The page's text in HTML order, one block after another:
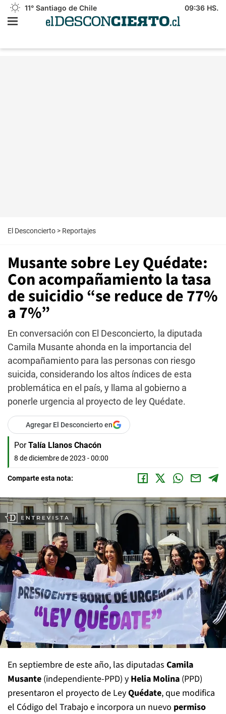
11° Santiago de Chile 09:36 HS.
El Desconcierto > Reportajes
Musante sobre Ley Quédate:
Con acompañamiento la tasa
de suicidio “se reduce de 77%
a 7%”
En conversación con El Desconcierto, la diputada
Camila Musante ahonda en la importancia del
acompañamiento para las personas con riesgo
suicida, considerando los altos índices de esta
problemática en el país, y llama al gobierno a
ponerle urgencia al proyecto de ley Quédate.
Agregar El Desconcierto en
Por Talía Llanos Chacón
8 de diciembre de 2023 - 00:00
Comparte esta nota:
En septiembre de este año, las diputadas Camila
Musante (independiente-PPD) y Helia Molina (PPD)
presentaron el proyecto de LeyQuédate, que modifica
el Código del Trabajo e incorpora un nuevo permiso